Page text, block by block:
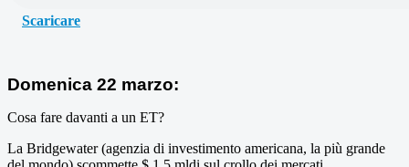
Scaricare
Domenica 22 marzo:
Cosa fare davanti a un ET?
La Bridgewater (agenzia di investimento americana, la più grande